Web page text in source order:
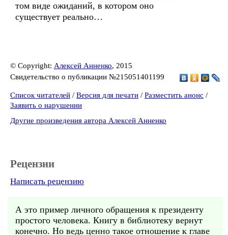
том виде ожиданий, в котором оно
существует реально…
© Copyright: Алексей Анненко, 2015
Свидетельство о публикации №215051401199
Список читателей / Версия для печати / Разместить анонс /
Заявить о нарушении
Другие произведения автора Алексей Анненко
Рецензии
Написать рецензию
А это пример личного обращения к президенту
простого человека. Книгу в библиотеку вернут
конечно. Но ведь ценно такое отношение к главе